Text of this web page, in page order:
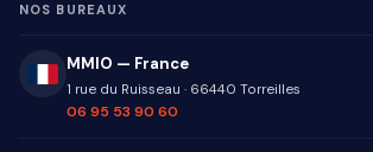
NOS BUREAUX
MMIO — France
1 rue du Ruisseau · 66440 Torreilles
06 95 53 90 60